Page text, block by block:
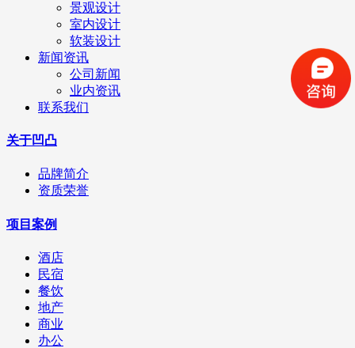
景观设计
室内设计
软装设计
新闻资讯
公司新闻
业内资讯
联系我们
关于凹凸
品牌简介
资质荣誉
项目案例
酒店
民宿
餐饮
地产
商业
办公